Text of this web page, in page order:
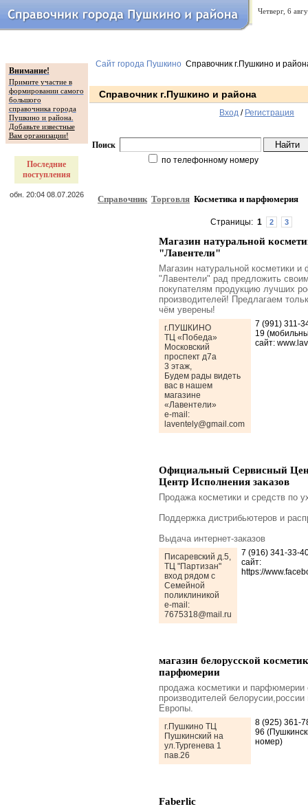
Четверг, 6
Вход / Регистрация
Внимание!
Примите участие в
формировании самого
большого
справочника города
Пушкино и района.
Добавьте известные
Вам организации!
Последние
поступления
обн. 20:04 08.07.2026
Сайт города Пушкино Справочник г.Пушкино и
Справочник г.Пушкино и района
Поиск
по телефонному номеру
Справочник Торговля Косметика и парфюмерия
Страницы: 1 2 3
Магазин натуральной
"Лавентели"
Магазин натуральной косметики и
"Лавентели" рад предложить
покупателям продукцию лучших
производителей! Предлагаем
чём уверены!
г.ПУШКИНО
ТЦ «Победа»
Московский
проспект д7а
3 этаж,
Будем рады видеть
вас в нашем
магазине
«Лавентели»
e-mail:
laventely@gmail.com
7 (991) 311-
19
сайт:
Официальный Сервисный
Центр Исполнения заказов
Продажа косметики и средств по
Поддержка дистрибьютеров и
Выдача интернет-заказов
Писаревский д.5,
ТЦ "Партизан"
вход рядом с
Семейной
поликлиникой
e-mail:
7675318@mail.ru
7 (916) 341-33-
сайт:
https://
магазин белорусской
парфюмерии
продажа косметики и парфюмерии
производителей белорусии,россии
Европы.
г.Пушкино ТЦ
Пушкинский на
ул.Тургенева 1
пав.26
8 (925) 361-
96
номер)
Faberlic